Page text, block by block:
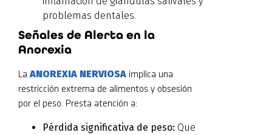
problemas dentales.
Señales de Alerta en la
Anorexia
LaANOREXIA NERVIOSA implica una
restricción extrema de alimentos y obsesión
por el peso. Presta atención a:
Pérdida significativa de peso: Que